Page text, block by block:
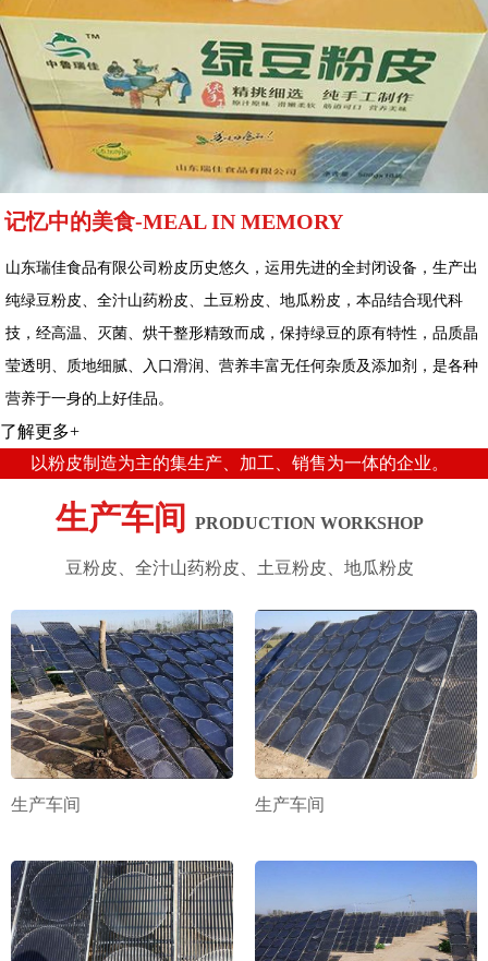
记忆中的美食-MEAL IN MEMORY
山东瑞佳食品有限公司粉皮历史悠久，运用先进的全封闭设备，生产出
纯绿豆粉皮、全汁山药粉皮、土豆粉皮、地瓜粉皮，本品结合现代科
技，经高温、灭菌、烘干整形精致而成，保持绿豆的原有特性，品质晶
莹透明、质地细腻、入口滑润、营养丰富无任何杂质及添加剂，是各种
营养于一身的上好佳品。
了解更多+
以粉皮制造为主的集生产、加工、销售为一体的企业。
生产车间 PRODUCTION WORKSHOP
豆粉皮、全汁山药粉皮、土豆粉皮、地瓜粉皮
生产车间 生产车间